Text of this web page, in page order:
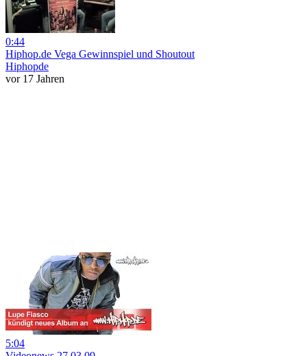
0:44
Hiphop.de Vega Gewinnspiel und Shoutout
Hiphopde
vor 17 Jahren
5:04